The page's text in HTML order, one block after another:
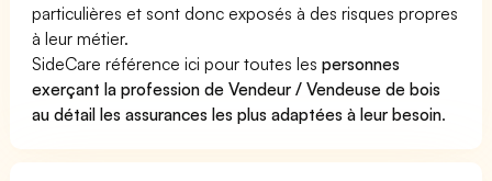
particulières et sont donc exposés à des risques propres
à leur métier.
SideCare référence ici pour toutes lespersonnes
exerçant la profession de Vendeur / Vendeuse de bois
au détail les assurances les plus adaptées à leur besoin.